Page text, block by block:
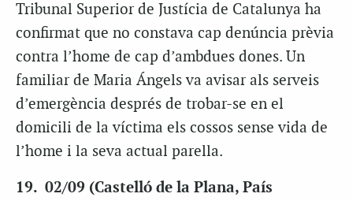
Tribunal Superior de Justícia de Catalunya ha
confirmat que no constava cap denúncia prèvia
contra l’home de cap d’ambdues dones. Un
familiar de Maria Ángels va avisar als serveis
d’emergència després de trobar-se en el
domicili de la víctima els cossos sense vida de
l’home i la seva actual parella.
19. 02/09 (Castelló de la Plana, País